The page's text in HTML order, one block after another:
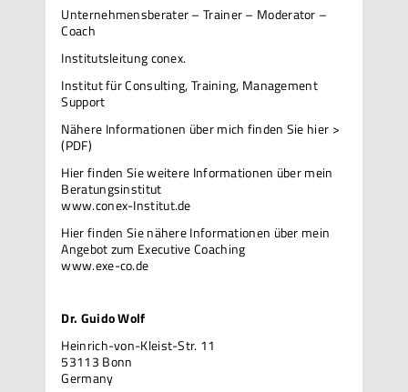
Unternehmensberater – Trainer – Moderator –
Coach
Institutsleitung conex.
Institut für Consulting, Training, Management
Support
Nähere Informationen über mich finden Sie hier >
(PDF)
Hier finden Sie weitere Informationen über mein
Beratungsinstitut
www.conex-Institut.de
Hier finden Sie nähere Informationen über mein
Angebot zum Executive Coaching
www.exe-co.de
Dr. Guido Wolf
Heinrich-von-Kleist-Str. 11
53113 Bonn
Germany